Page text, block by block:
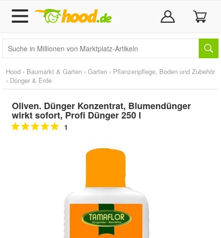
Hood › Baumarkt & Garten › Garten › Pflanzenpflege, Boden und Zubehör
› Dünger & Erde
Oliven. Dünger Konzentrat, Blumendünger
wirkt sofort, Profi Dünger 250 l
1